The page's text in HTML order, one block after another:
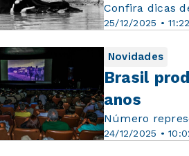
25/12/2025 • 11:22
Confira dicas
Novidades
24/12/2025 •
Brasil
anos
Número